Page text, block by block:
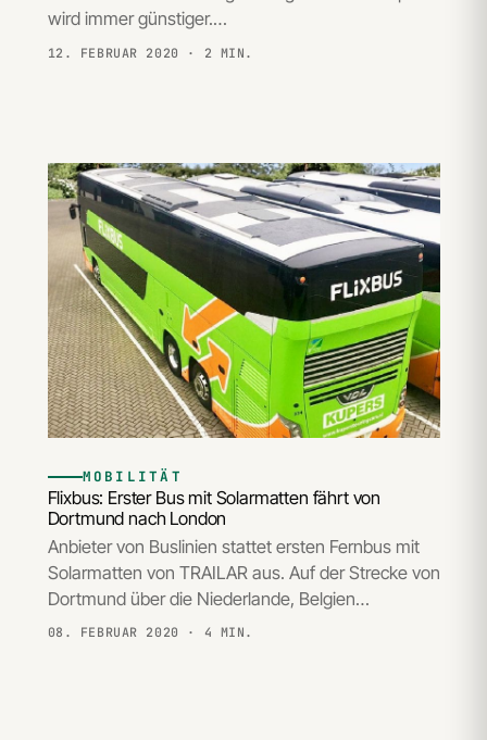
wird immer günstiger.…
12. FEBRUAR 2020 · 2 MIN.
MOBILITÄT
Flixbus: Erster Bus mit Solarmatten fährt von
Dortmund nach London
Anbieter von Buslinien stattet ersten Fernbus mit
Solarmatten von TRAILAR aus. Auf der Strecke von
Dortmund über die Niederlande, Belgien…
08. FEBRUAR 2020 · 4 MIN.